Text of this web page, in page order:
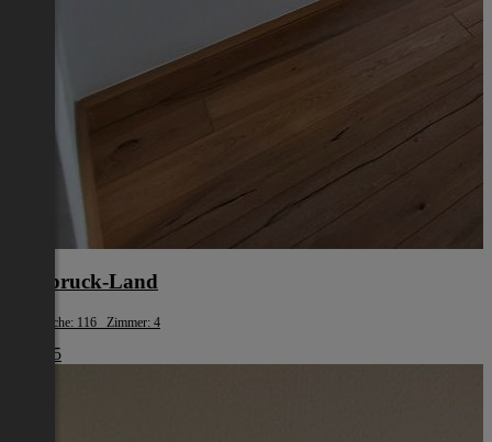
Innsbruck-Land
Wohnfläche: 116 Zimmer: 4
€ 1.945